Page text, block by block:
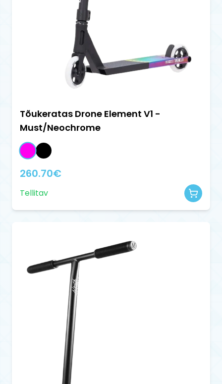
Tõukeratas Drone Element V1 -
Must/Neochrome
260.70€
Tellitav